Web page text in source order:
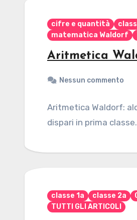
cifre e quantità
matematica Waldorf
Aritmetica
Nessun commento
Aritmetica Waldorf:
dispari in prima
classe 1a classe 2a
TUTTI GLI ARTICOLI